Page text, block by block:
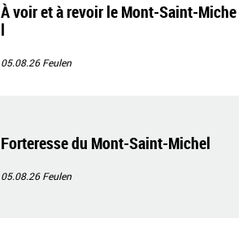
À voir et à revoir le Mont-Saint-Miche
l
05.08.26Feulen
Forteresse du Mont-Saint-Michel
05.08.26Feulen